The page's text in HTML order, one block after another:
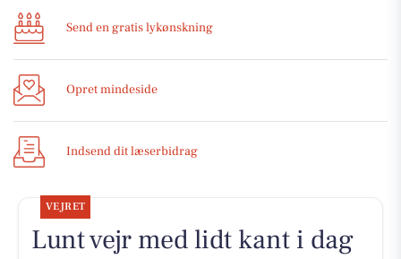
Send en gratis lykønskning
Opret mindeside
Indsend dit læserbidrag
VEJRET
Lunt vejr med lidt kant i dag